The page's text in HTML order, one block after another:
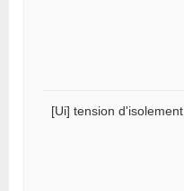
[Ui] tension d'isolement